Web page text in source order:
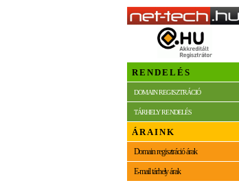
RENDELÉS
DOMAIN REGISZTRÁCIÓ
TÁRHELY RENDELÉS
ÁRAINK
Domain regisztráció árak
E-mail tárhely árak